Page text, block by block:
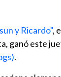
y Ricardo",
ganó este
.